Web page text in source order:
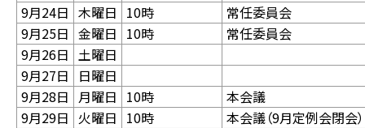
9月24日 木曜日 10時
常任委員会
9月25日 金曜日 10時
常任委員会
9月26日 土曜日
9月27日
日曜日
9月28日 月曜日 10時
本会議
9月29日 火曜日 10時 本会議（9月定例会閉会）